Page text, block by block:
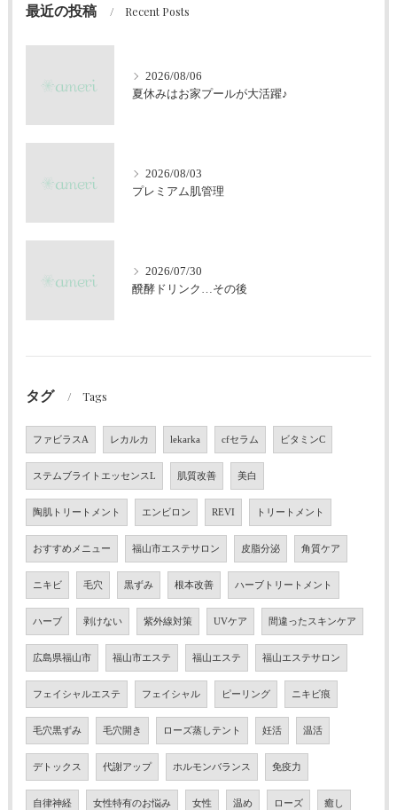
最近の投稿 Recent Posts
2026/08/06
夏休みはお家プールが大活躍♪
2026/08/03
プレミアム肌管理
2026/07/30
醗酵ドリンク…その後
タグ Tags
ファビラスA レカルカ lekarka cfセラム ビタミンC
ステムブライトエッセンスL 肌質改善 美白
陶肌トリートメント エンビロン REVI トリートメント
おすすめメニュー 福山市エステサロン 皮脂分泌 角質ケア
ニキビ 毛穴 黒ずみ 根本改善 ハーブトリートメント
ハーブ 剥けない 紫外線対策 UVケア 間違ったスキンケア
広島県福山市 福山市エステ 福山エステ 福山エステサロン
フェイシャルエステ フェイシャル ピーリング ニキビ痕
毛穴黒ずみ 毛穴開き ローズ蒸しテント 妊活 温活
デトックス 代謝アップ ホルモンバランス 免疫力
自律神経 女性特有のお悩み 女性 温め ローズ 癒し